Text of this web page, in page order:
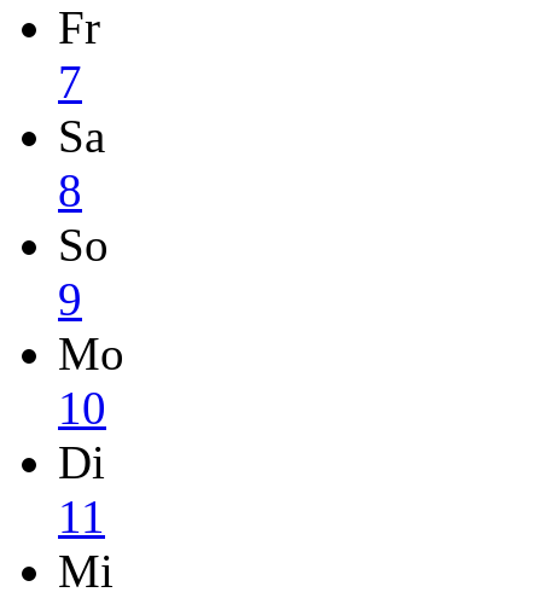
Fr
7
Sa
8
So
9
Mo
10
Di
11
Mi